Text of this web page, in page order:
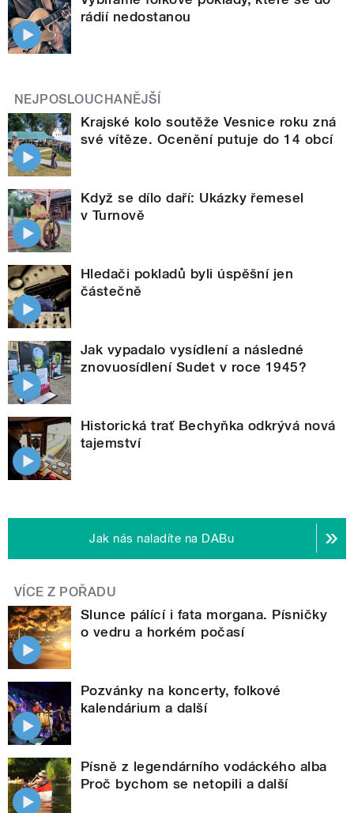
rádií nedostanou
NEJPOSLOUCHANĚJŠÍ
Krajské kolo soutěže Vesnice roku zná
své vítěze. Ocenění putuje do 14 obcí
Když se dílo daří: Ukázky řemesel
v Turnově
Hledači pokladů byli úspěšní jen
částečně
Jak vypadalo vysídlení a následné
znovuosídlení Sudet v roce 1945?
Historická trať Bechyňka odkrývá nová
tajemství
Jak nás naladíte na DABu
VÍCE Z POŘADU
Slunce pálící i fata morgana. Písničky
o vedru a horkém počasí
Pozvánky na koncerty, folkové
kalendárium a další
Písně z legendárního vodáckého alba
Proč bychom se netopili a další